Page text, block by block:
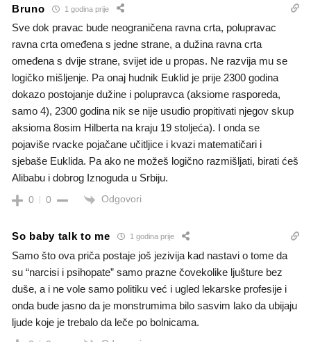
Bruno 1 godina prije
Sve dok pravac bude neograničena ravna crta, polupravac
ravna crta omeđena s jedne strane, a dužina ravna crta
omeđena s dvije strane, svijet ide u propas. Ne razvija mu se
logičko mišljenje. Pa onaj hudnik Euklid je prije 2300 godina
dokazo postojanje dužine i polupravca (aksiome rasporeda,
samo 4), 2300 godina nik se nije usudio propitivati njegov skup
aksioma 8osim Hilberta na kraju 19 stoljeća). I onda se
pojaviše rvacke pojačane učitljice i kvazi matematičari i
sjebaše Euklida. Pa ako ne možeš logično razmišljati, birati ćeš
Alibabu i dobrog Iznoguda u Srbiju.
0 0 Odgovori
So baby talk to me 1 godina prije
Samo što ova priča postaje još jezivija kad nastavi o tome da
su “narcisi i psihopate” samo prazne čovekolike ljušture bez
duše, a i ne vole samo politiku već i ugled lekarske profesije i
onda bude jasno da je monstrumima bilo sasvim lako da ubijaju
ljude koje je trebalo da leče po bolnicama.